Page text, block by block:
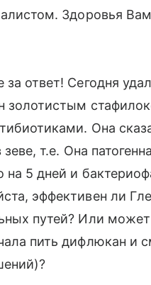
Здоровья
ответ! Сегодня
золотистым
Она
т.е. Она
на 5 дней и
эффективен ли
путей? Или
пить дифлюкан и